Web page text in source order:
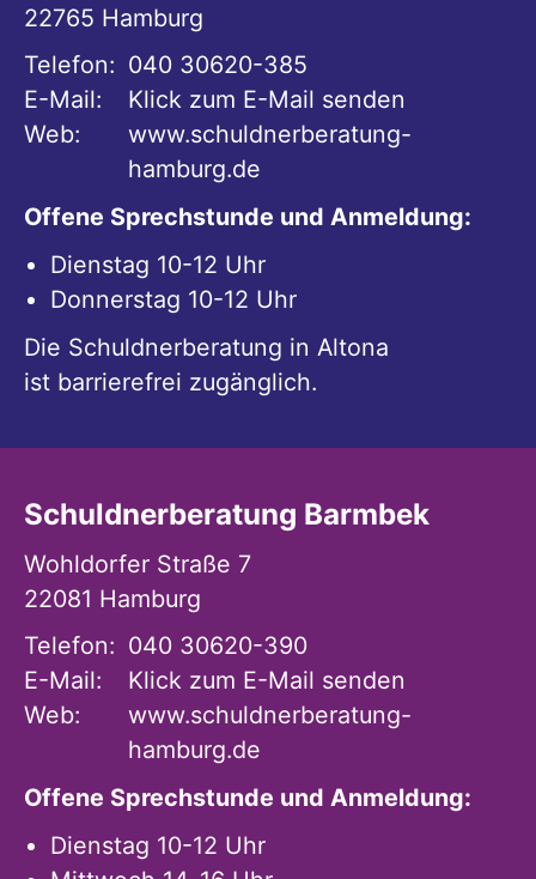
22765 Hamburg
Telefon: 040 30620-385
E-Mail:
Klick zum E-Mail senden
Web:
www.schuldnerberatung-
hamburg.de
Offene Sprechstunde und Anmeldung:
Dienstag 10-12 Uhr
Donnerstag 10-12 Uhr
Die Schuldnerberatung in Altona
ist barrierefrei zugänglich.
Schuldnerberatung Barmbek
Wohldorfer Straße 7
22081 Hamburg
Telefon: 040 30620-390
E-Mail:
Klick zum E-Mail senden
Web:
www.schuldnerberatung-
hamburg.de
Offene Sprechstunde und Anmeldung:
Dienstag 10-12 Uhr